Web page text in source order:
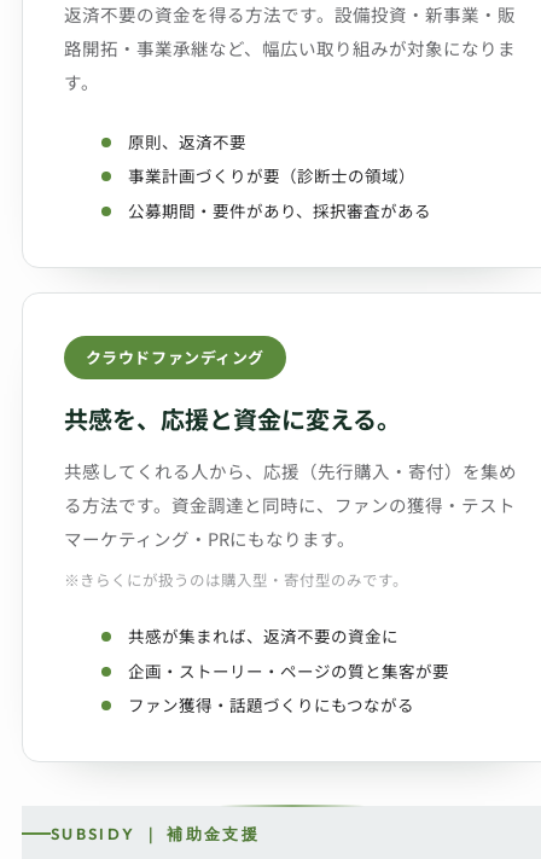
返済不要の資金を得る方法です。設備投資・新事業・販
路開拓・事業承継など、幅広い取り組みが対象になりま
す。
原則、返済不要
事業計画づくりが要（診断士の領域）
公募期間・要件があり、採択審査がある
クラウドファンディング
共感を、応援と資金に変える。
共感してくれる人から、応援（先行購入・寄付）を集め
る方法です。資金調達と同時に、ファンの獲得・テスト
マーケティング・PRにもなります。
※きらくにが扱うのは購入型・寄付型のみです。
共感が集まれば、返済不要の資金に
企画・ストーリー・ページの質と集客が要
ファン獲得・話題づくりにもつながる
SUBSIDY ｜ 補助金支援